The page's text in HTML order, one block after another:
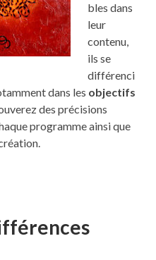
bles dans
leur
contenu,
ils se
différenci
dans les objectifs
des précisions
programme ainsi que